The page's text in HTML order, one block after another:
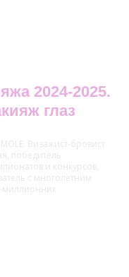
2024-2025.
глаз
Визажист-бровист
победитель
и конкурсов,
с многолетним